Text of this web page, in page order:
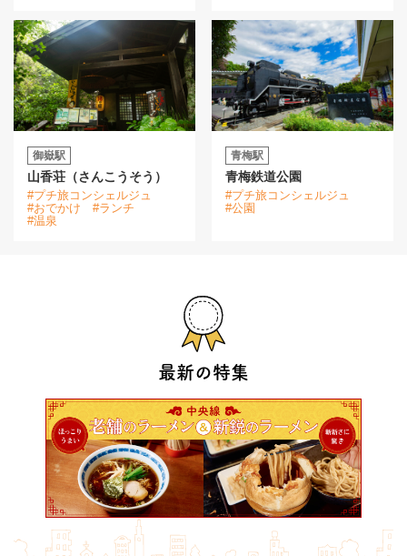
最新の特集
御嶽駅
山香荘（さんこうそう）
#プチ旅コンシェルジュ
#おでかけ
#ランチ
#温泉
青梅駅
青梅鉄道公園
#プチ旅コンシェルジュ
#公園